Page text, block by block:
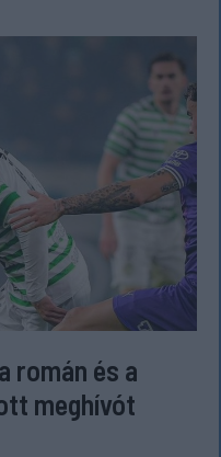
román és a
meghívót